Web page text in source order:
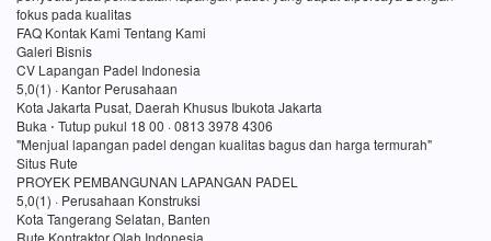
fokus pada kualitas
FAQ Kontak Kami Tentang Kami
Galeri Bisnis
CV Lapangan Padel Indonesia
5,0(1) · Kantor Perusahaan
Kota Jakarta Pusat, Daerah Khusus Ibukota Jakarta
Buka ⋅ Tutup pukul 18 00 · 0813 3978 4306
"Menjual lapangan padel dengan kualitas bagus dan harga termurah"
Situs Rute
PROYEK PEMBANGUNAN LAPANGAN PADEL
5,0(1) · Perusahaan Konstruksi
Kota Tangerang Selatan, Banten
Rute Kontraktor Olah Indonesia